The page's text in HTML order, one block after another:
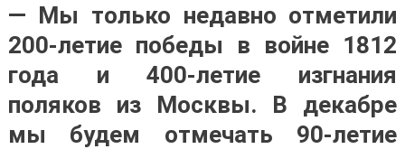
— Мы только недавно отметили
200-летие победы в войне 1812
года и 400-летие изгнания
поляков из Москвы. В декабре
мы будем отмечать 90-летие